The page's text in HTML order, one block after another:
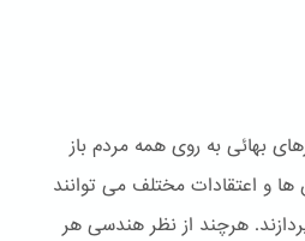
بهائی به روی همه مردم باز
و اعتقادات مختلف می توانند
هرچند از نظر هندسی هر